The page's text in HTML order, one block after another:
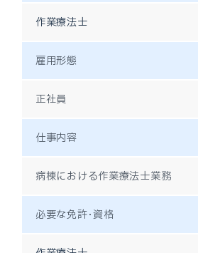
作業療法士
雇用形態
正社員
仕事内容
病棟における作業療法士業務
必要な免許・資格